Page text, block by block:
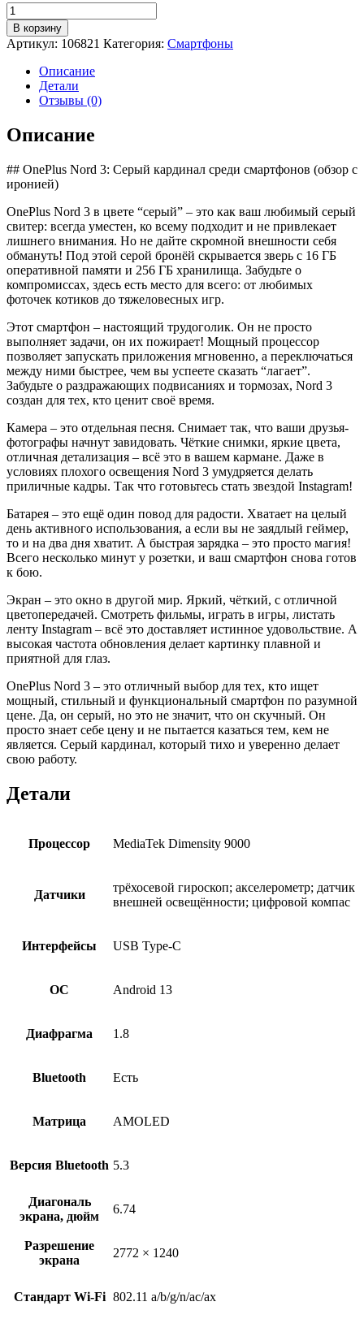
Количество
товара
Смартфон
OnePlus
Nord
16/256GB,
серый
В корзину
Артикул: 106821 Категория: Смартфоны
Описание
Детали
Отзывы (0)
Описание
## OnePlus Nord 3: Серый кардинал среди смартфонов (обзор с
иронией)
OnePlus Nord 3 в цвете “серый” – это как ваш любимый серый
свитер: всегда уместен, ко всему подходит и не привлекает
лишнего внимания. Но не дайте скромной внешности себя
обмануть! Под этой серой бронёй скрывается зверь с 16 ГБ
оперативной памяти и 256 ГБ хранилища. Забудьте о
компромиссах, здесь есть место для всего: от любимых
фоточек котиков до тяжеловесных игр.
Этот смартфон – настоящий трудоголик. Он не просто
выполняет задачи, он их пожирает! Мощный процессор
позволяет запускать приложения мгновенно, а переключаться
между ними быстрее, чем вы успеете сказать “лагает”.
Забудьте о раздражающих подвисаниях и тормозах, Nord 3
создан для тех, кто ценит своё время.
Камера – это отдельная песня. Снимает так, что ваши друзья-
фотографы начнут завидовать. Чёткие снимки, яркие цвета,
отличная детализация – всё это в вашем кармане. Даже в
условиях плохого освещения Nord 3 умудряется делать
приличные кадры. Так что готовьтесь стать звездой Instagram!
Батарея – это ещё один повод для радости. Хватает на целый
день активного использования, а если вы не заядлый геймер,
то и на два дня хватит. А быстрая зарядка – это просто магия!
Всего несколько минут у розетки, и ваш смартфон снова готов
к бою.
Экран – это окно в другой мир. Яркий, чёткий, с отличной
цветопередачей. Смотреть фильмы, играть в игры, листать
ленту Instagram – всё это доставляет истинное удовольствие. А
высокая частота обновления делает картинку плавной и
приятной для глаз.
OnePlus Nord 3 – это отличный выбор для тех, кто ищет
мощный, стильный и функциональный смартфон по разумной
цене. Да, он серый, но это не значит, что он скучный. Он
просто знает себе цену и не пытается казаться тем, кем не
является. Серый кардинал, который тихо и уверенно делает
свою работу.
Детали
Процессор MediaTek Dimensity 9000
Датчики
трёхосевой гироскоп; акселерометр; датчик
внешней освещённости; цифровой компас
Интерфейсы USB Type-C
ОС Android 13
Диафрагма 1.8
Bluetooth Есть
Матрица AMOLED
Версия Bluetooth 5.3
Диагональ
экрана, дюйм
6.74
Разрешение
экрана
2772 × 1240
Стандарт Wi-Fi 802.11 a/b/g/n/ac/ax